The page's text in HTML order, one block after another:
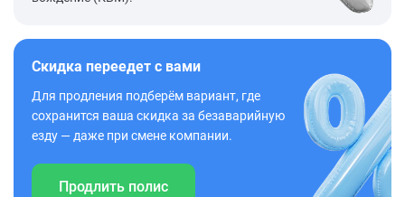
Скидка переедет с вами
Для продления подберём вариант, где
сохранится ваша скидка за безаварийную
езду — даже при смене компании.
Продлить полис